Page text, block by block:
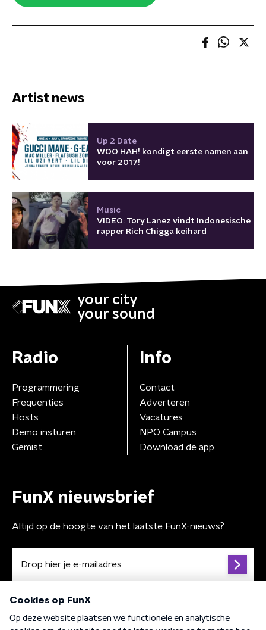
Artist news
Up 2 Date
WOO HAH! kondigt eerste namen aan
voor 2017!
Music
VIDEO: Tory Lanez vindt Indonesische
rapper Rich Chigga keihard
your city
your sound
Radio
Programmering
Frequenties
Hosts
Demo insturen
Gemist
Info
Contact
Adverteren
Vacatures
NPO Campus
Download de app
FunX nieuwsbrief
Altijd op de hoogte van het laatste FunX-nieuws?